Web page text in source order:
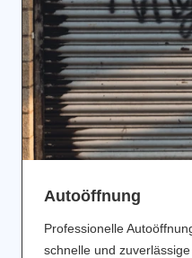
Аutoöffnung
Professionelle
schnelle und